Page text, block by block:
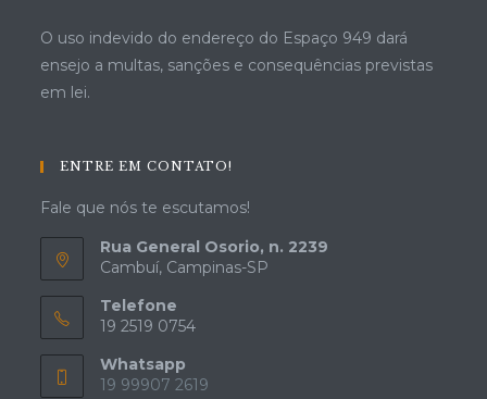
O uso indevido do endereço do Espaço 949 dará
ensejo a multas, sanções e consequências previstas
em lei.
ENTRE EM CONTATO!
Fale que nós te escutamos!
Rua General Osorio, n. 2239
Cambuí, Campinas-SP
Telefone
19 2519 0754
Whatsapp
19 99907 2619